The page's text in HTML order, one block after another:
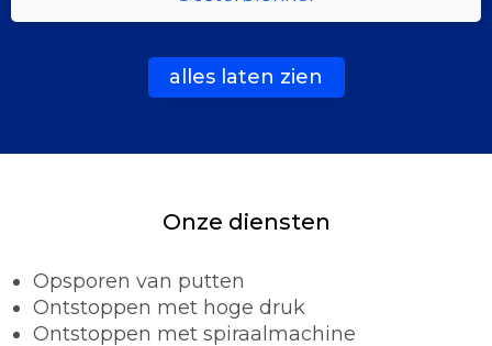
alles laten zien
Onze diensten
Opsporen van putten
Ontstoppen met hoge druk
Ontstoppen met spiraalmachine